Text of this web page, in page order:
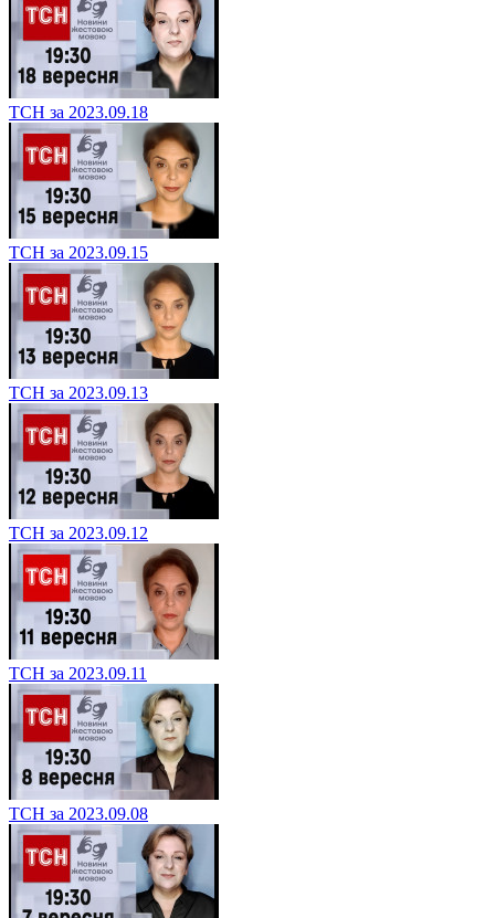
ТСН за 2023.09.18
ТСН за 2023.09.15
ТСН за 2023.09.13
ТСН за 2023.09.12
ТСН за 2023.09.11
ТСН за 2023.09.08